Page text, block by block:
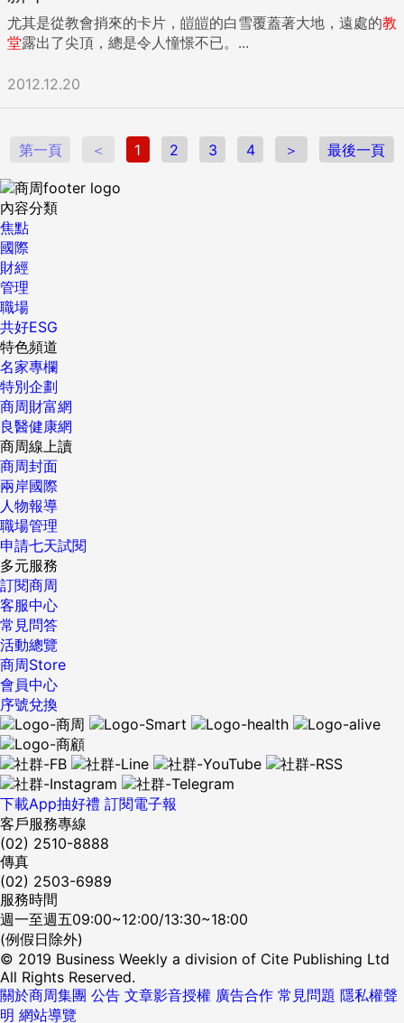
尤其是從教會捎來的卡片，皚皚的白雪覆蓋著大地，遠處的教
堂露出了尖頂，總是令人憧憬不已。...
2012.12.20
第一頁 ＜ 1 2 3 4 ＞ 最後一頁
內容分類
焦點
國際
財經
管理
職場
共好ESG
特色頻道
名家專欄
特別企劃
商周財富網
良醫健康網
商周線上讀
商周封面
兩岸國際
人物報導
職場管理
申請七天試閱
多元服務
訂閱商周
客服中心
常見問答
活動總覽
商周Store
會員中心
序號兌換
下載App抽好禮 訂閱電子報
客戶服務專線
(02) 2510-8888
傳真
(02) 2503-6989
服務時間
週一至週五09:00~12:00/13:30~18:00
(例假日除外)
© 2019 Business Weekly a division of Cite Publishing Ltd
All Rights Reserved.
關於商周集團 公告 文章影音授權 廣告合作 常見問題 隱私權聲
明 網站導覽